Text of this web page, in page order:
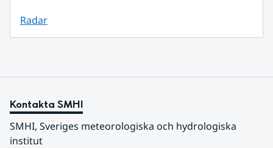
Radar
Kontakta SMHI
SMHI, Sveriges meteorologiska och hydrologiska
institut